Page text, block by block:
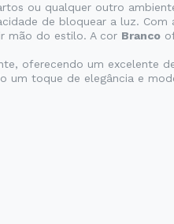
ou qualquer outro
de bloquear a luz. Com
mão do estilo. A cor Branco
oferecendo um excelente
um toque de elegância e